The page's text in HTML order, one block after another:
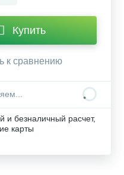
Купить
к сравнению
и безналичный расчет,
карты